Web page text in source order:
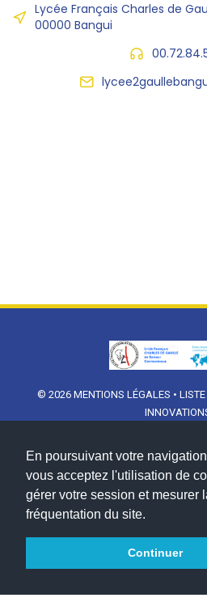
En poursuivant votre
vous acceptez l'utilisation de
gérer votre session et mesurer
fréquentation du site.
Continuer
Lycée Français Charles de
00000 Bangui
© 2026 MENTIONS LÉGALES •